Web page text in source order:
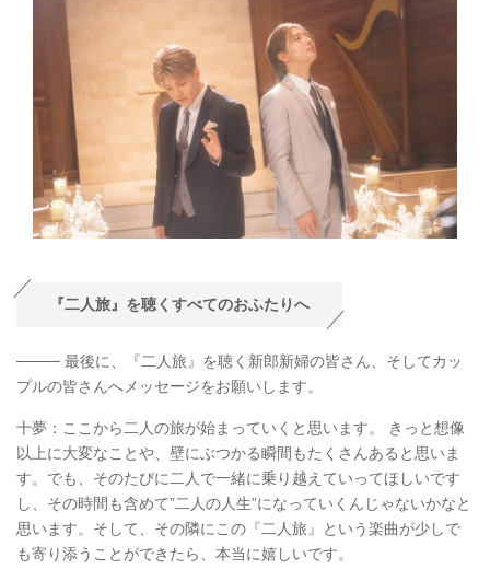
『二人旅』を聴くすべてのおふたりへ
──── 最後に、『二人旅』を聴く新郎新婦の皆さん、そしてカッ
プルの皆さんへメッセージをお願いします。
十夢：ここから二人の旅が始まっていくと思います。 きっと想像
以上に大変なことや、壁にぶつかる瞬間もたくさんあると思いま
す。でも、そのたびに二人で一緒に乗り越えていってほしいです
し、その時間も含めて”二人の人生”になっていくんじゃないかなと
思います。そして、その隣にこの『二人旅』という楽曲が少しで
も寄り添うことができたら、本当に嬉しいです。